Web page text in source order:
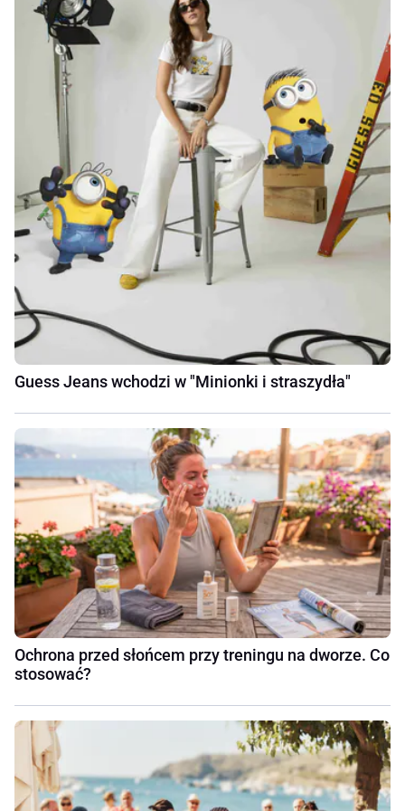
Guess Jeans wchodzi w "Minionki i straszydła"
Ochrona przed słońcem przy treningu na dworze. Co
stosować?